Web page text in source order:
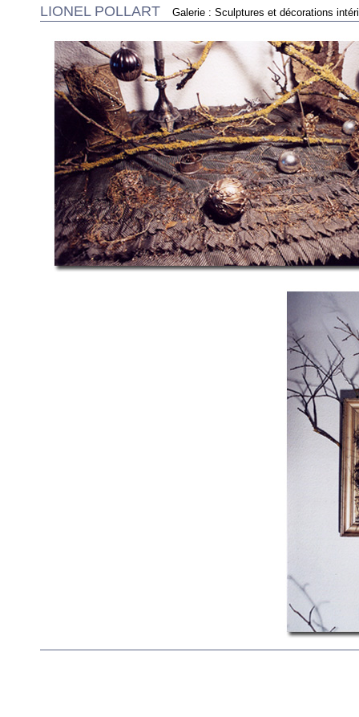
LIONEL POLLART Galerie : Sculptures et décorations